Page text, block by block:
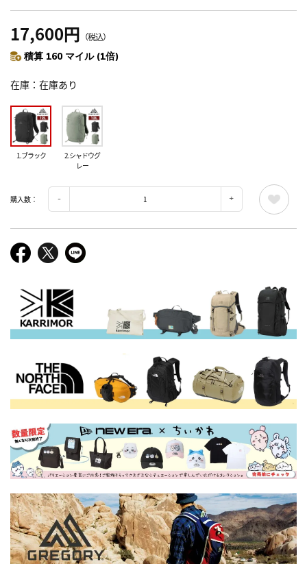
17,600円 （税込）
積算 160 マイル (1倍)
在庫 在庫あり
1.ブラック
2.シャドウグ
レー
購入数：